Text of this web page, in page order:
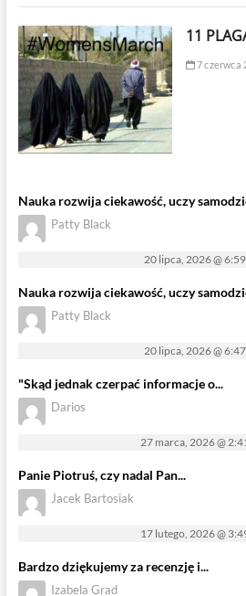
11
7 czerwca
Nauka rozwija ciekawość, uczy
Patty Black
20 lipca, 2026 @
Nauka rozwija ciekawość, uczy
Patty Black
20 lipca, 2026 @
"Skąd jednak czerpać informacje o...
Darios
27 marca, 2026 @
Panie Piotruś, czy nadal Pan...
Jacek Bartosiak
17 lutego, 2026 @
Bardzo dziękujemy za recenzję i...
Izabela Grad